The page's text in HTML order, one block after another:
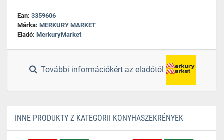
Ean: 3359606
Márka: MERKURY MARKET
Eladó: MerkuryMarket
További információkért az eladótól
INNE PRODUKTY Z KATEGORII KONYHASZEKRÉNYEK